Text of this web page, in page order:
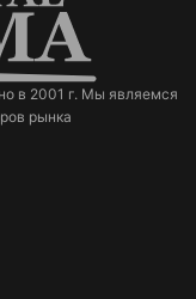
в 2001 г. Мы являемся
рынка